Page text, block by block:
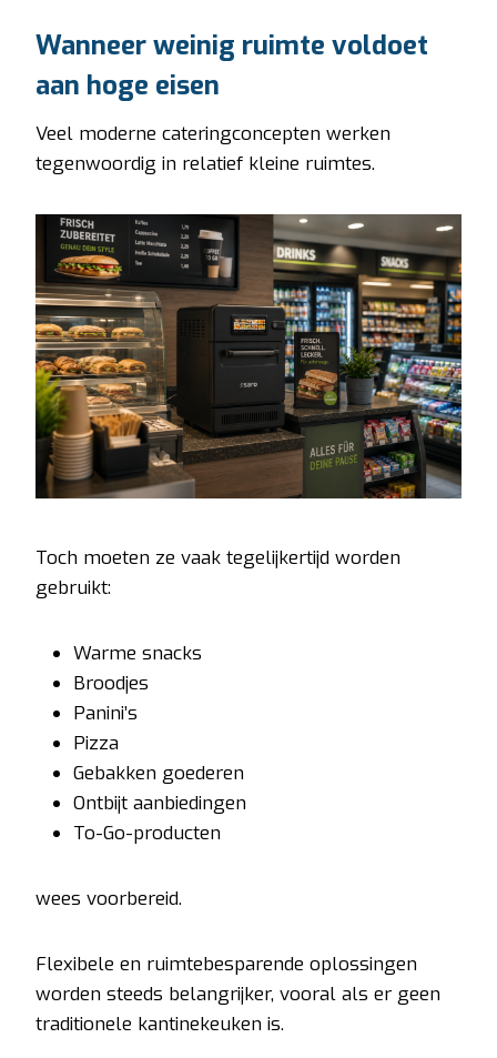
Wanneer weinig ruimte voldoet
aan hoge eisen
Veel moderne cateringconcepten werken
tegenwoordig in relatief kleine ruimtes.
Toch moeten ze vaak tegelijkertijd worden
gebruikt:
Warme snacks
Broodjes
Panini’s
Pizza
Gebakken goederen
Ontbijt aanbiedingen
To-Go-producten
wees voorbereid.
Flexibele en ruimtebesparende oplossingen
worden steeds belangrijker, vooral als er geen
traditionele kantinekeuken is.